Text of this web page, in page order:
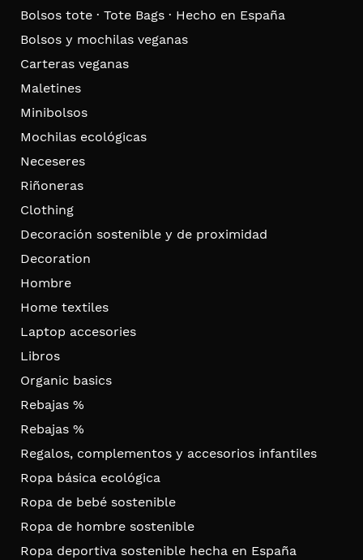
Bolsos tote · Tote Bags · Hecho en España
Bolsos y mochilas veganas
Carteras veganas
Maletines
Minibolsos
Mochilas ecológicas
Neceseres
Riñoneras
Clothing
Decoración sostenible y de proximidad
Decoration
Hombre
Home textiles
Laptop accesories
Libros
Organic basics
Rebajas %
Rebajas %
Regalos, complementos y accesorios infantiles
Ropa básica ecológica
Ropa de bebé sostenible
Ropa de hombre sostenible
Ropa deportiva sostenible hecha en España